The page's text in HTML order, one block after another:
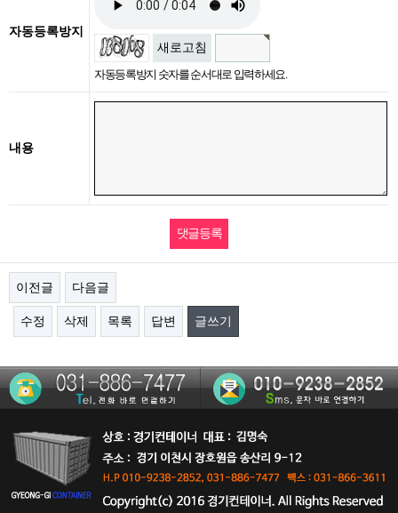
자동등록방지
새로고침
자동등록방지 숫자를 순서대로 입력하세요.
내용
이전글 다음글
수정 삭제 목록 답변 글쓰기